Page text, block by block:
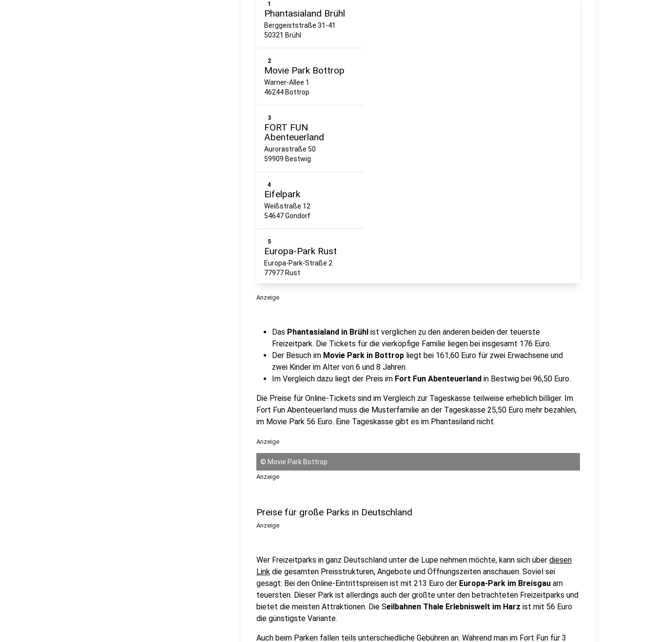
1
Phantasialand Brühl
Berggeiststraße 31-41
50321 Brühl
2
Movie Park Bottrop
Warner-Allee 1
46244 Bottrop
3
FORT FUN
Abenteuerland
Aurorastraße 50
59909 Bestwig
4
Eifelpark
Weißstraße 12
54647 Gondorf
5
Europa-Park Rust
Europa-Park-Straße 2
77977 Rust
6
29614 Soltau
Legoland Günzburg
Legoland-Allee 3
8
Hansa-Park Siersdorf
23730 Sierksdorf
9
Serengeti Park in
29693 Hodenhagen
Erlebniswelt
Goetheweg 1
06502 Thale
11
Playmobil FunPark
Brandstätterstraße 5
90513 Zirndorf
Anzeige
Das Phantasialand in Brühl ist verglichen zu den anderen beiden der teuerste
Freizeitpark. Die Tickets für die vierköpfige Familie liegen bei insgesamt 176 Euro.
Der Besuch im Movie Park in Bottrop liegt bei 161,60 Euro für zwei Erwachsene und
zwei Kinder im Alter von 6 und 8 Jahren.
Im Vergleich dazu liegt der Preis im Fort Fun Abenteuerland in Bestwig bei 96,50 Euro.
Die Preise für Online-Tickets sind im Vergleich zur Tageskasse teilweise erheblich billiger. Im
Fort Fun Abenteuerland muss die Musterfamilie an der Tageskasse 25,50 Euro mehr bezahlen,
im Movie Park 56 Euro. Eine Tageskasse gibt es im Phantasiland nicht.
Anzeige
© Movie Park Bottrop
Anzeige
Preise für große Parks in Deutschland
Anzeige
Wer Freizeitparks in ganz Deutschland unter die Lupe nehmen möchte, kann sich über diesen
Link die gesamten Preisstrukturen, Angebote und Öffnungszeiten anschauen. Soviel sei
gesagt: Bei den Online-Eintrittspreisen ist mit 213 Euro der Europa-Park im Breisgau am
teuersten. Dieser Park ist allerdings auch der größte unter den betrachteten Freizeitparks und
bietet die meisten Attraktionen. Die Seilbahnen Thale Erlebniswelt im Harz ist mit 56 Euro
die günstigste Variante.
Auch beim Parken fallen teils unterschiedliche Gebühren an. Während man im Fort Fun für 3